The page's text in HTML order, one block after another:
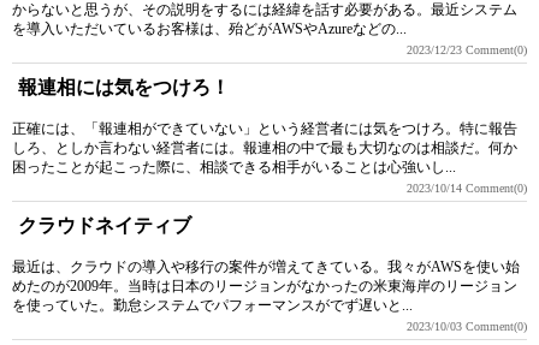
からないと思うが、その説明をするには経緯を話す必要がある。最近システム
を導入いただいているお客様は、殆どがAWSやAzureなどの...
2023/12/23 Comment(0)
報連相には気をつけろ！
正確には、「報連相ができていない」という経営者には気をつけろ。特に報告
しろ、としか言わない経営者には。報連相の中で最も大切なのは相談だ。何か
困ったことが起こった際に、相談できる相手がいることは心強いし...
2023/10/14 Comment(0)
クラウドネイティブ
最近は、クラウドの導入や移行の案件が増えてきている。我々がAWSを使い始
めたのが2009年。当時は日本のリージョンがなかったの米東海岸のリージョン
を使っていた。勤怠システムでパフォーマンスがでず遅いと...
2023/10/03 Comment(0)